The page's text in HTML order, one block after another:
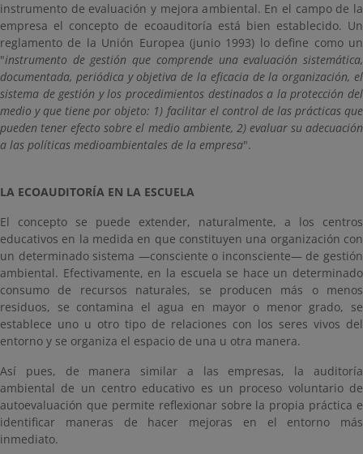
instrumento de evaluación y mejora ambiental. En el campo de la
empresa el concepto de ecoauditoría está bien establecido. Un
reglamento de la Unión Europea (junio 1993) lo define como un
"instrumento de gestión que comprende una evaluación sistemática,
documentada, periódica y objetiva de la eficacia de la organización, el
sistema de gestión y los procedimientos destinados a la protección del
medio y que tiene por objeto: 1) facilitar el control de las prácticas que
pueden tener efecto sobre el medio ambiente, 2) evaluar su adecuación
a las políticas medioambientales de la empresa".
LA ECOAUDITORÍA EN LA ESCUELA
El concepto se puede extender, naturalmente, a los centros
educativos en la medida en que constituyen una organización con
un determinado sistema —consciente o inconsciente— de gestión
ambiental. Efectivamente, en la escuela se hace un determinado
consumo de recursos naturales, se producen más o menos
residuos, se contamina el agua en mayor o menor grado, se
establece uno u otro tipo de relaciones con los seres vivos del
entorno y se organiza el espacio de una u otra manera.
Así pues, de manera similar a las empresas, la auditoría
ambiental de un centro educativo es un proceso voluntario de
autoevaluación que permite reflexionar sobre la propia práctica e
identificar maneras de hacer mejoras en el entorno más
inmediato.